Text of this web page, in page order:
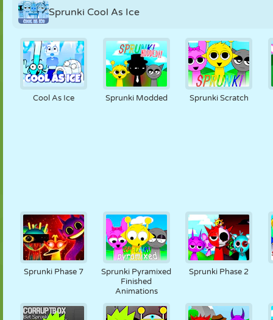
Sprunki Cool As Ice
Cool As Ice Sprunki Modded Sprunki Scratch
Sprunki Phase 7
Sprunki Pyramixed
Finished
Animations
Sprunki Phase 2